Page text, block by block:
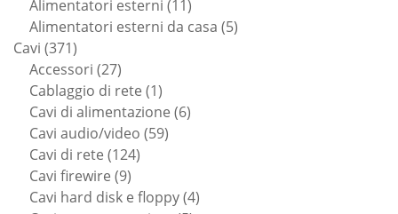
Alimentatori esterni 1111
prodotti
Alimentatori esterni da casa 55
Cavi 371371
prodotti
Accessori 2727
prodotti
Cablaggio di rete 11
prodotto
Cavi di alimentazione 66
Cavi audio/video 5959
Cavi di rete 124124
Cavi firewire 99
prodotti
Cavi hard disk e floppy 44